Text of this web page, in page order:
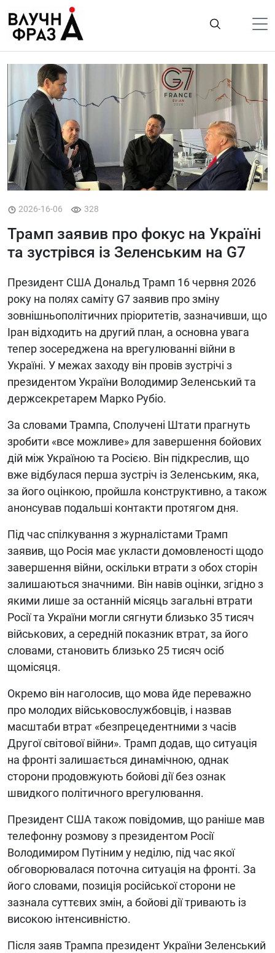
содержимому
Політика
Гроші
Життя
Лайфстайл
ТехноНаука
Людина
Корисності
Ukraine
Про нас
2026-16-06 328
Трамп заявив про фокус на Україні
та зустрівся із Зеленським на G7
Президент США Дональд Трамп 16 червня 2026
року на полях саміту G7 заявив про зміну
зовнішньополітичних пріоритетів, зазначивши, що
Іран відходить на другий план, а основна увага
тепер зосереджена на врегулюванні війни в
Україні. У межах заходу він провів зустрічі з
президентом України Володимир Зеленський та
держсекретарем Марко Рубіо.
За словами Трампа, Сполучені Штати прагнуть
зробити «все можливе» для завершення бойових
дій між Україною та Росією. Він підкреслив, що
вже відбулася перша зустріч із Зеленським, яка,
за його оцінкою, пройшла конструктивно, а також
анонсував подальші контакти протягом дня.
Під час спілкування з журналістами Трамп
заявив, що Росія має укласти домовленості щодо
завершення війни, оскільки втрати з обох сторін
залишаються значними. Він навів оцінки, згідно з
якими лише за останній місяць загальні втрати
Росії та України могли сягнути близько 35 тисяч
військових, а середній показник втрат, за його
словами, становить близько 25 тисяч осіб
щомісяця.
Окремо він наголосив, що мова йде переважно
про молодих військовослужбовців, і назвав
масштаби втрат «безпрецедентними з часів
Другої світової війни». Трамп додав, що ситуація
на фронті залишається динамічною, однак
сторони продовжують бойові дії без ознак
швидкого політичного врегулювання.
Президент США також повідомив, що раніше мав
телефонну розмову з президентом Росії
Володимиром Путіним у неділю, під час якої
обговорювалася поточна ситуація на фронті. За
його словами, позиція російської сторони не
зазнала суттєвих змін, а бойові дії тривають із
високою інтенсивністю.
Після заяв Трампа президент України Зеленський